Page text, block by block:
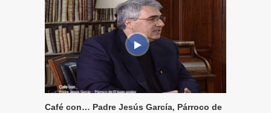
Café con… Padre Jesús García, Párroco de